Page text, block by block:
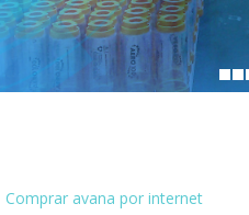
Comprar avana por internet